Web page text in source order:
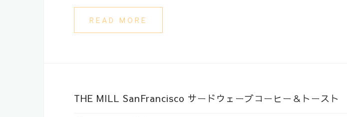
READ MORE
THE MILL SanFrancisco サードウェーブコーヒー＆トースト